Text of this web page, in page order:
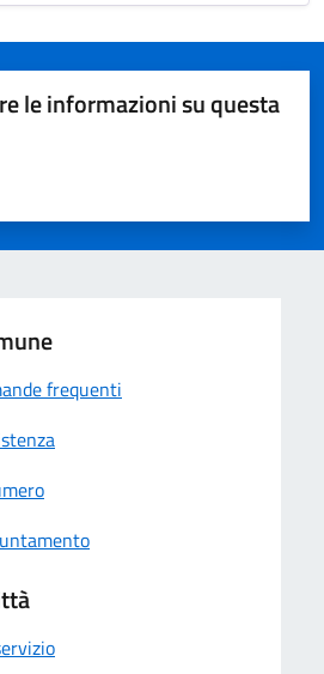
le informazioni su questa
stelle su 5
su 5
5
frequenti